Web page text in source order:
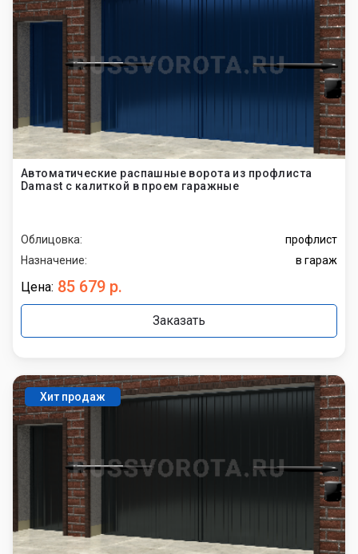
Автоматические распашные ворота из профлиста
Damast с калиткой в проем гаражные
Облицовка:
профлист
Назначение:
в гараж
Цена: 85 679 р.
Заказать
Хит продаж